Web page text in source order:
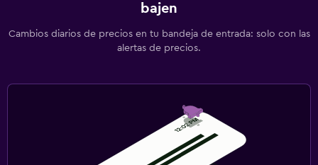
bajen
Cambios diarios de precios en tu bandeja de entrada: solo con las
alertas de precios.